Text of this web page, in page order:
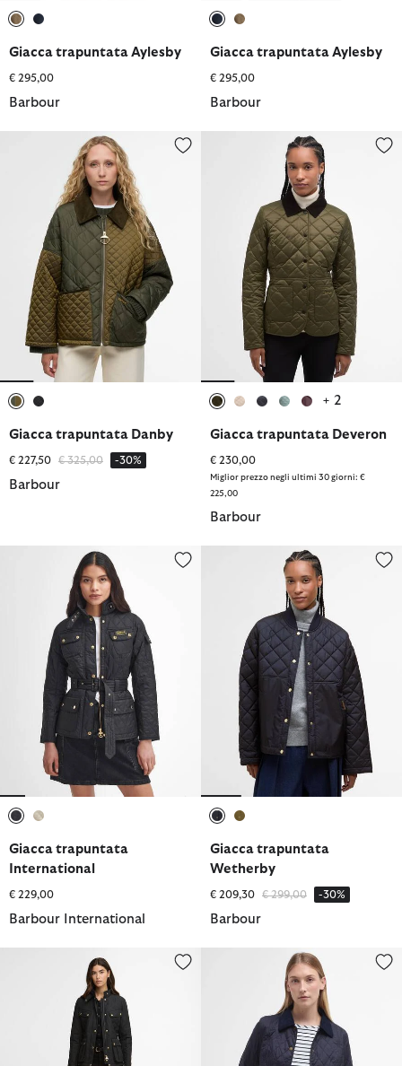
Giacca trapuntata Aylesby
€ 295,00
Barbour
Giacca trapuntata Aylesby
€ 295,00
Barbour
Giacca trapuntata Danby
Giacca trapuntata Danby
€ 227,50 Prezzo ridotto da
€ 325,00a -30%
Barbour
Giacca trapuntata Deveron
+ 2
Giacca trapuntata Deveron
€ 230,00
Miglior prezzo negli ultimi 30 giorni: €
225,00
Barbour
Giacca trapuntata International
Giacca trapuntata
International
€ 229,00
Barbour International
Giacca trapuntata Wetherby
Giacca trapuntata
Wetherby
€ 209,30 Prezzo ridotto da
€ 299,00a -30%
Barbour
Giacca trapuntata Halsey Giacca trapuntata Summer